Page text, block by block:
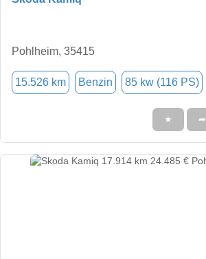
Pohlheim, 35415
15.526 km Benzin 85 kw (116 PS)
★ ➦